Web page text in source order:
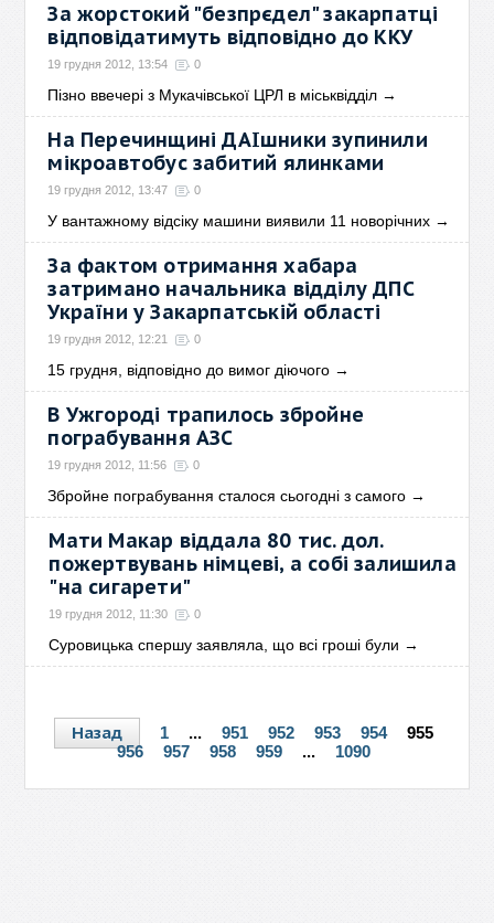
За жорстокий "безпрєдел" закарпатці
відповідатимуть відповідно до ККУ
19 грудня 2012, 13:54 0
Пізно ввечері з Мукачівської ЦРЛ в міськвідділ →
На Перечинщині ДАІшники зупинили
мікроавтобус забитий ялинками
19 грудня 2012, 13:47 0
У вантажному відсіку машини виявили 11 новорічних →
За фактом отримання хабара
затримано начальника відділу ДПС
України у Закарпатській області
19 грудня 2012, 12:21 0
15 грудня, відповідно до вимог діючого →
В Ужгороді трапилось збройне
пограбування АЗС
19 грудня 2012, 11:56 0
Збройне пограбування сталося сьогодні з самого →
Мати Макар віддала 80 тис. дол.
пожертвувань німцеві, а собі залишила
"на сигарети"
19 грудня 2012, 11:30 0
Суровицька спершу заявляла, що всі гроші були →
Назад 1 ... 951 952 953 954
955
956
957 958 959 ... 1090